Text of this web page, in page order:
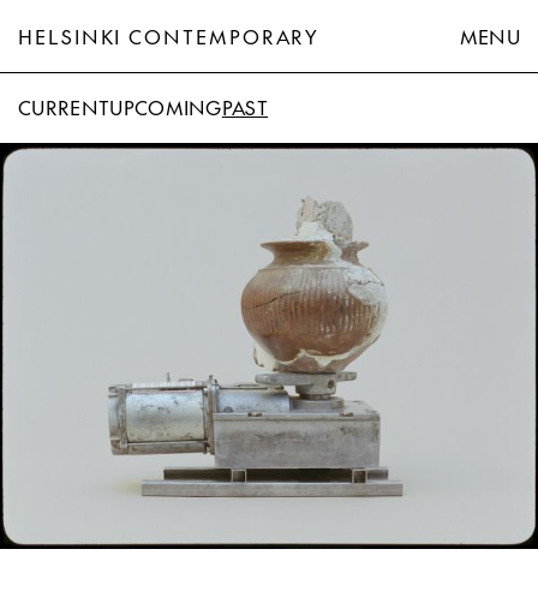
HELSINKI CONTEMPORARY MENU
CURRENTUPCOMINGPAST